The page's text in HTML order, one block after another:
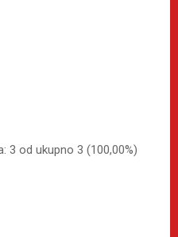
3 od ukupno 3 (100,00%)